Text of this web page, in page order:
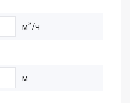
м³/ч
м